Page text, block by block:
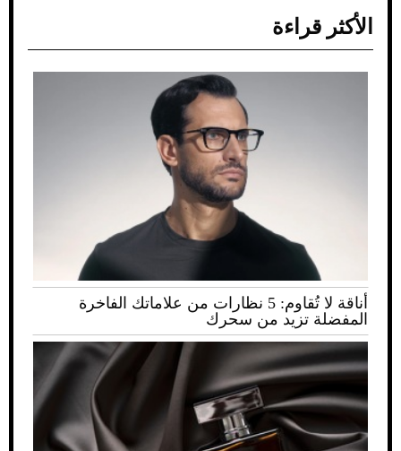
الأكثر قراءة
أناقة لا تُقاوم: 5 نظارات من علاماتك الفاخرة
المفضلة تزيد من سحرك